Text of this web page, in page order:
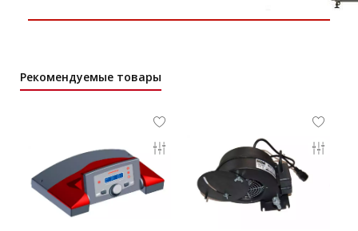
Рекомендуемые товары